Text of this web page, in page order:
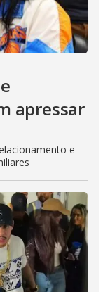
apressar
e